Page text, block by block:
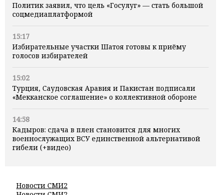
Политик заявил, что цель «Госулуг» — стать большой
соцмедиаплатформой
15:17
Избирательные участки Шатоя готовы к приёму
голосов избирателей
15:02
Турция, Саудовская Аравия и Пакистан подписали
«Мекканское соглашение» о коллективной обороне
14:58
Кадыров: сдача в плен становится для многих
военнослужащих ВСУ единственной альтернативой
гибели (+видео)
Новости СМИ2